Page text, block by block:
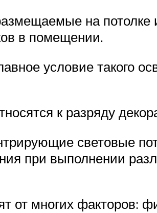
на потолке
в помещении.
условие такого
к разряду
световые
при выполнении
от многих факторов: